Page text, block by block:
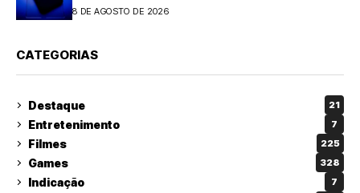
8 DE AGOSTO DE 2026
CATEGORIAS
Destaque 21
Entretenimento 7
Filmes 225
Games 328
Indicação 7